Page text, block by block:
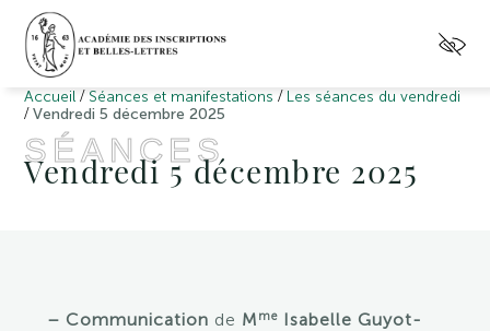
Accueil / Séances et manifestations / Les séances du vendredi
/Vendredi 5 décembre 2025
SÉANCES
Vendredi 5 décembre 2025
– Communication de M meIsabelle Guyot-